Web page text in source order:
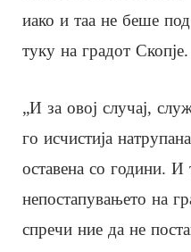
иако и таа не беше
туку на градот Скопје.
„И за овој случај,
го исчистија
оставена со години. И
непостапувањето на
спречи ние да не